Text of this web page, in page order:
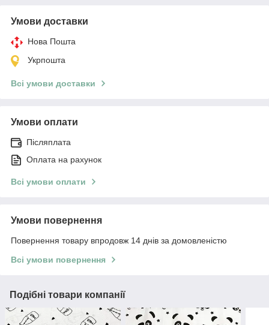
Умови доставки
Нова Пошта
Укрпошта
Всі умови доставки
Умови оплати
Післяплата
Оплата на рахунок
Всі умови оплати
Умови повернення
Повернення товару впродовж 14 днів за домовленістю
Всі умови повернення
Подібні товари компанії